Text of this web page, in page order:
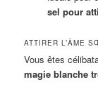
sel pour
ATTIRER L’ÂME
Vous êtes
magie blanche